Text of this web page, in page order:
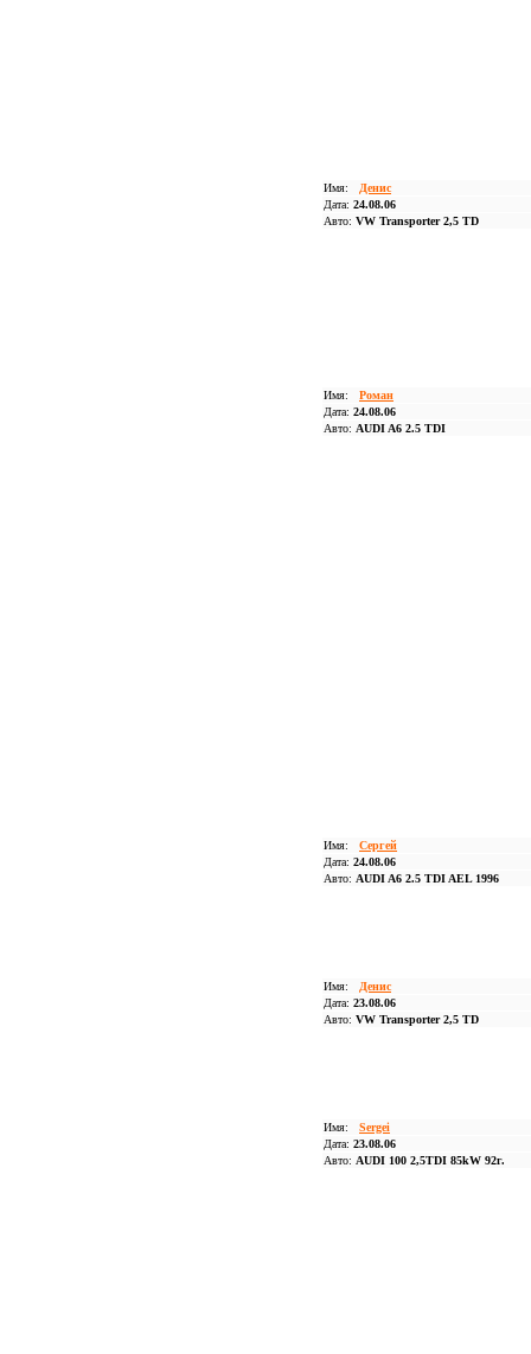
Имя: Денис
Дата: 24.08.06
Авто: VW Transporter 2,5 TD
Имя: Роман
Дата: 24.08.06
Авто: AUDI A6 2.5 TDI
Имя: Сергей
Дата: 24.08.06
Авто: AUDI A6 2.5 TDI AEL 1996
Имя: Денис
Дата: 23.08.06
Авто: VW Transporter 2,5 TD
Имя: Sergei
Дата: 23.08.06
Авто: AUDI 100 2,5TDI 85kW 92г.